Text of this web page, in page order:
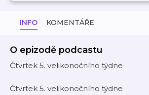
INFO KOMENTÁŘE
O epizodě podcastu
Čtvrtek 5. velikonočního týdne
Čtvrtek 5. velikonočního týdne